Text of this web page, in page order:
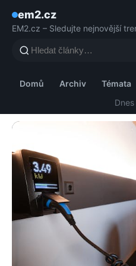
em2.cz
EM2.cz – Sledujte nejnovější
Domů Archiv Témata